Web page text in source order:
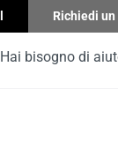
Richiedi
Hai bisogno di